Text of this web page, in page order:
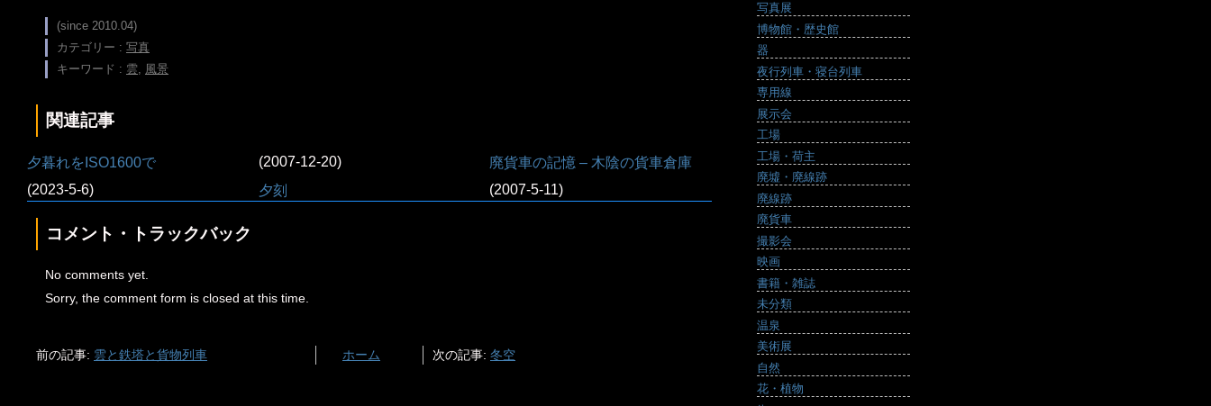
(since 2010.04)
カテゴリー : 写真
キーワード : 雲, 風景
関連記事
夕暮れをISO1600で (2007-12-20)
廃貨車の記憶 – 木陰の貨車倉庫
(2023-5-6)
夕刻 (2007-5-11)
コメント・トラックバック
No comments yet.
Sorry, the comment form is closed at this time.
前の記事: 雲と鉄塔と貨物列車 次の記事: 冬空
ホーム
写真展
博物館・歴史館
器
夜行列車・寝台列車
専用線
展示会
工場
工場・荷主
廃墟・廃線跡
廃線跡
廃貨車
撮影会
映画
書籍・雑誌
未分類
温泉
美術展
自然
花・植物